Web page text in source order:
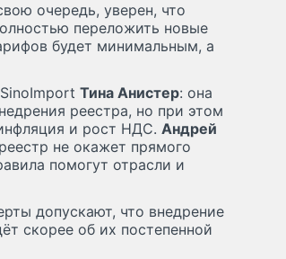
очередь, уверен, что
переложить новые
будет минимальным, а
Тина Анистер: она
реестра, но при этом
и рост НДС. Андрей
не окажет прямого
помогут отрасли и
допускают, что внедрение
скорее об их постепенной